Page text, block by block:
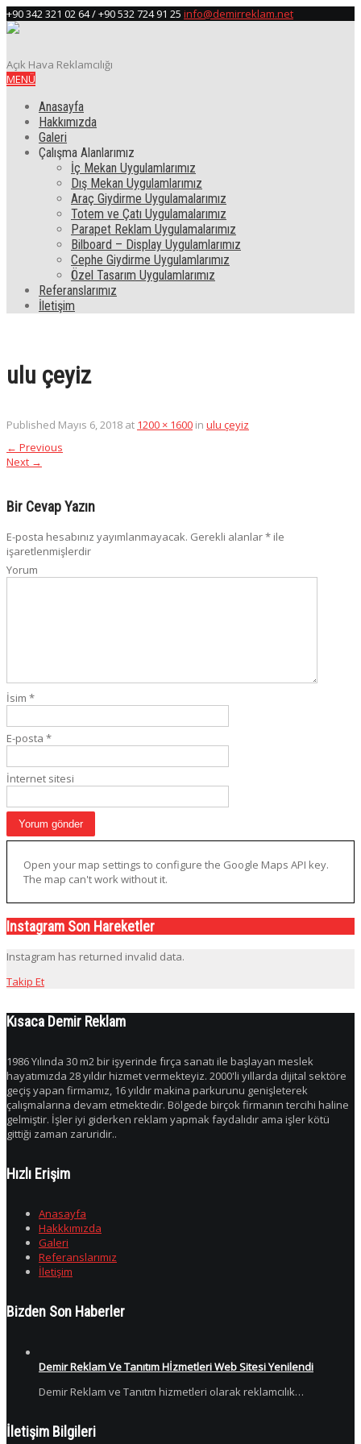
+90 342 321 02 64 / +90 532 724 91 25 info@demirreklam.net
Açık Hava Reklamcılığı
MENÜ
Anasayfa
Hakkımızda
Galeri
Çalışma Alanlarımız
İç Mekan Uygulamlarımız
Dış Mekan Uygulamlarımız
Araç Giydirme Uygulamalarımız
Totem ve Çatı Uygulamalarımız
Parapet Reklam Uygulamalarımız
Bilboard – Display Uygulamlarımız
Cephe Giydirme Uygulamlarımız
Özel Tasarım Uygulamlarımız
Referanslarımız
İletişim
ulu çeyiz
Published Mayıs 6, 2018 at 1200 × 1600 in ulu çeyiz
← Previous
Next →
Bir Cevap Yazın
E-posta hesabınız yayımlanmayacak. Gerekli alanlar* ile
işaretlenmişlerdir
Yorum
İsim *
E-posta *
İnternet sitesi
Open your map settings to configure the Google Maps API key.
The map can't work without it.
Instagram Son Hareketler
Instagram has returned invalid data.
Takip Et
Kısaca Demir Reklam
1986 Yılında 30 m2 bir işyerinde fırça sanatı ile başlayan meslek
hayatımızda 28 yıldır hizmet vermekteyiz. 2000'li yıllarda dijital sektöre
geçiş yapan firmamız, 16 yıldır makina parkurunu genişleterek
çalışmalarına devam etmektedir. Bölgede birçok firmanın tercihi haline
gelmiştir. İşler iyi giderken reklam yapmak faydalıdır ama işler kötü
gittiği zaman zaruridir..
Hızlı Erişim
Anasayfa
Hakkkımızda
Galeri
Referanslarımız
İletişim
Bizden Son Haberler
Demir Reklam Ve Tanıtım Hİzmetleri Web Sitesi Yenilendi
Demir Reklam ve Tanıtm hizmetleri olarak reklamcılık…
İletişim Bilgileri